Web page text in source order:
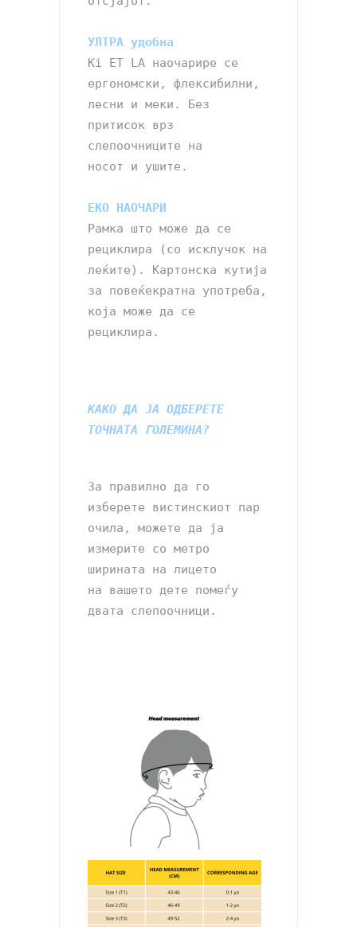
УЛТРА удобна
Ki ET LA наочарире се
ергономски, флексибилни,
лесни и меки. Без
притисок врз
слепоочниците на
ЕКО НAOЧАРИ
Рамка што може да се
рециклира (со исклучок на
леќите). Картонска кутија
за повеќекратна употреба,
која може да се
КАКО ДА ЈА ОДБЕРЕТЕ
За правилно да го
изберете вистинскиот пар
очила, можете да ја
измерите со метро
ширината на лицето
на вашето дете помеѓу
двата слепоочници.